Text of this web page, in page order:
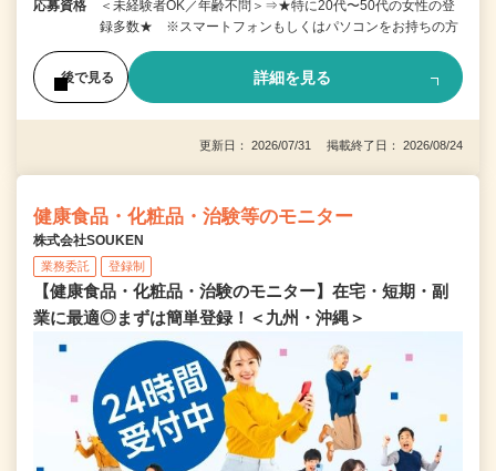
応募資格
＜未経験者OK／年齢不問＞⇒★特に20代〜50代の女性の登
録多数★ ※スマートフォンもしくはパソコンをお持ちの方
後で見る 詳細を見る
更新日： 2026/07/31 掲載終了日： 2026/08/24
健康食品・化粧品・治験等のモニター
株式会社SOUKEN
業務委託 登録制
【健康食品・化粧品・治験のモニター】在宅・短期・副
業に最適◎まずは簡単登録！＜九州・沖縄＞